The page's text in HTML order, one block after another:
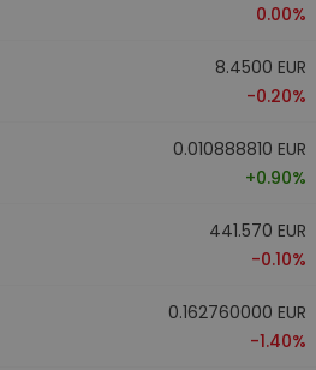
0.00%
8.4500 EUR
-0.20%
0.010888810 EUR
+0.90%
441.570 EUR
-0.10%
0.162760000 EUR
-1.40%